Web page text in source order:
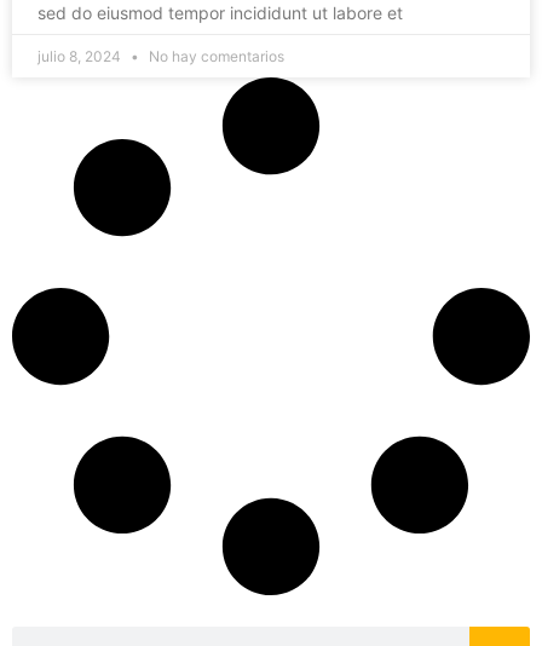
sed do eiusmod tempor incididunt ut labore et
julio 8, 2024 No hay comentarios